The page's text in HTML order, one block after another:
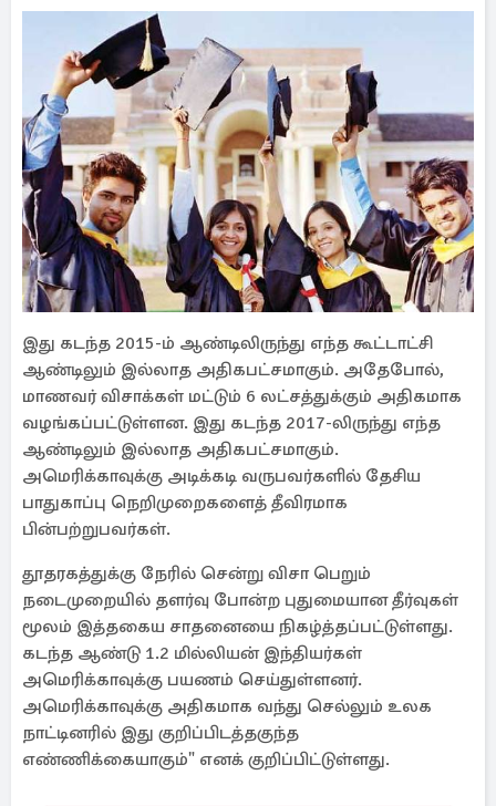
இது கடந்த 2015-ம் ஆண்டிலிருந்து எந்த கூட்டாட்சி
ஆண்டிலும் இல்லாத அதிகபட்சமாகும். அதேபோல்,
மாணவர் விசாக்கள் மட்டும் 6 லட்சத்துக்கும் அதிகமாக
வழங்கப்பட்டுள்ளன. இது கடந்த 2017-லிருந்து எந்த
ஆண்டிலும் இல்லாத அதிகபட்சமாகும்.
அமெரிக்காவுக்கு அடிக்கடி வருபவர்களில் தேசிய
பாதுகாப்பு நெறிமுறைகளைத் தீவிரமாக
பின்பற்றுபவர்கள்.
தூதரகத்துக்கு நேரில் சென்று விசா பெறும்
நடைமுறையில் தளர்வு போன்ற புதுமையான தீர்வுகள்
மூலம் இத்தகைய சாதனையை நிகழ்த்தப்பட்டுள்ளது.
கடந்த ஆண்டு 1.2 மில்லியன் இந்தியர்கள்
அமெரிக்காவுக்கு பயணம் செய்துள்ளனர்.
அமெரிக்காவுக்கு அதிகமாக வந்து செல்லும் உலக
நாட்டினரில் இது குறிப்பிடத்தகுந்த
எண்ணிக்கையாகும்" எனக் குறிப்பிட்டுள்ளது.